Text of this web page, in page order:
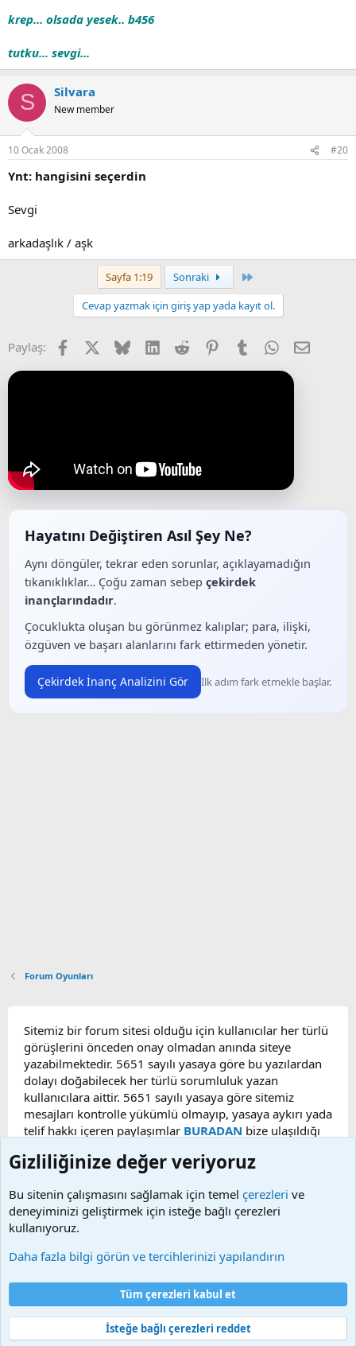
krep... olsada yesek.. b456
tutku... sevgi...
S Silvara
New member
10 Ocak 2008 #20
Ynt: hangisini seçerdin
Sevgi
arkadaşlık / aşk
Sayfa 1:19 Sonraki
Cevap yazmak için giriş yap yada kayıt ol.
Paylaş: FacebookX (Twitter)
BlueskyLinkedInReddit PinterestTumblr WhatsApp
E-posta
Hayatını Değiştiren Asıl Şey Ne?
Aynı döngüler, tekrar eden sorunlar, açıklayamadığın
tıkanıklıklar… Çoğu zaman sebep çekirdek
inançlarındadır.
Çocuklukta oluşan bu görünmez kalıplar; para, ilişki,
özgüven ve başarı alanlarını fark ettirmeden yönetir.
Çekirdek İnanç Analizini Gör İlk adım fark etmekle başlar.
Forum Oyunları
Sitemiz bir forum sitesi olduğu için kullanıcılar her türlü
görüşlerini önceden onay olmadan anında siteye
yazabilmektedir. 5651 sayılı yasaya göre bu yazılardan
dolayı doğabilecek her türlü sorumluluk yazan
kullanıcılara aittir. 5651 sayılı yasaya göre sitemiz
mesajları kontrolle yükümlü olmayıp, yasaya aykırı yada
telif hakkı içeren paylaşımlar BURADAN bize ulaşıldığı
kaldırılacaktır. Sitemizde Bulunan Videolar YouTube,
alınmaktadır. Telif hakları sorumluluğu bu sitelere aittir.
Videoların hiç biri sunucularımızda bulunmamaktadır.
Şartlar ve kurallar Gizlilik politikası
Ana sayfa
Community platform by XenForo® © 2010-2025 XenForo Ltd.
Gizliliğinize değer veriyoruz
Bu sitenin çalışmasını sağlamak için temel çerezleri ve
deneyiminizi geliştirmek için isteğe bağlı çerezleri
kullanıyoruz.
Daha fazla bilgi görün ve tercihlerinizi yapılandırın
Tüm çerezleri kabul et
İsteğe bağlı çerezleri reddet